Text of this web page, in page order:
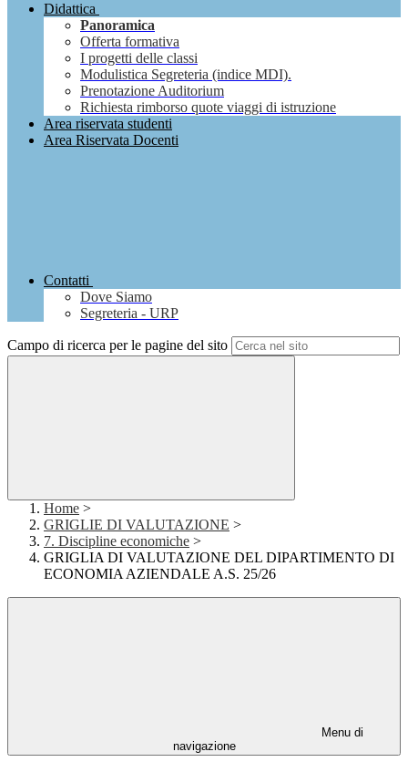
Didattica
Panoramica
Offerta formativa
I progetti delle classi
Modulistica Segreteria (indice MDI).
Prenotazione Auditorium
Richiesta rimborso quote viaggi di istruzione
Area riservata studenti
Area Riservata Docenti
Contatti
Dove Siamo
Segreteria - URP
Campo di ricerca per le pagine del sito
Home >
GRIGLIE DI VALUTAZIONE >
7. Discipline economiche >
GRIGLIA DI VALUTAZIONE DEL DIPARTIMENTO DI
ECONOMIA AZIENDALE A.S. 25/26
Menu di
navigazione